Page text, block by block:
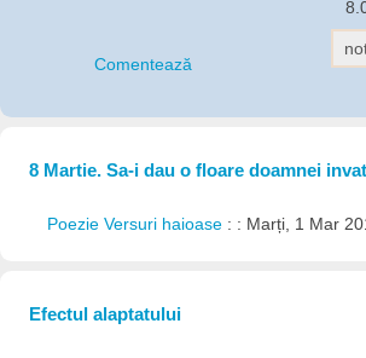
Comentează
8 Martie. Sa-i dau o floare doamnei
Poezie Versuri haioase : : Marți, 1 Mar
Efectul alaptatului